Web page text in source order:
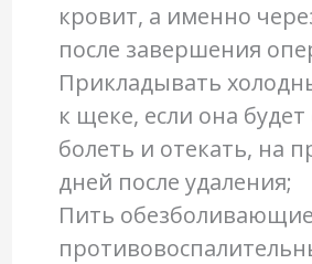
кровит, а именно
после завершения
Прикладывать
к щеке, если она
болеть и отекать, на
дней после удаления;
Пить